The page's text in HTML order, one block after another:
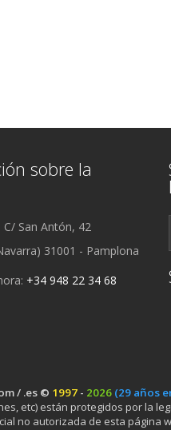
sobre la
C/ San Antón, 42
31001 - Pamplona
+34 948 22 34 68
/ .es © 1997- 2026 (29 años
etc) están protegidos por la
no autorizada de esta